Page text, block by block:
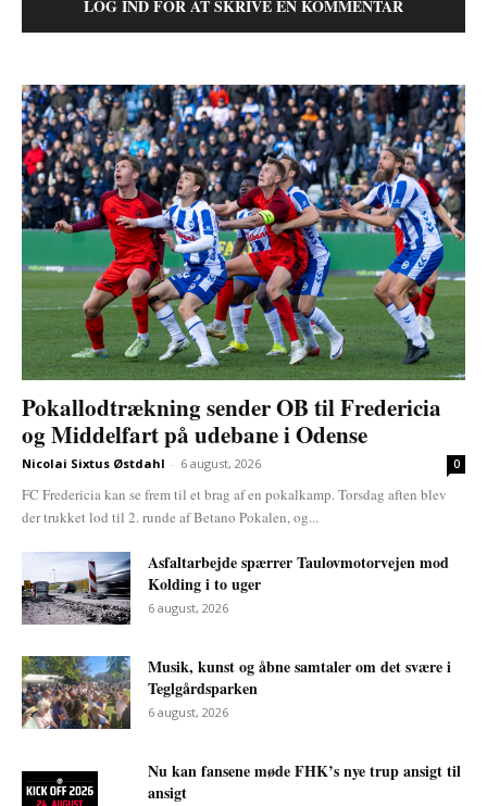
LOG IND FOR AT SKRIVE EN KOMMENTAR
Pokallodtrækning sender OB til Fredericia
og Middelfart på udebane i Odense
Nicolai Sixtus Østdahl - 6 august, 2026 0
FC Fredericia kan se frem til et brag af en pokalkamp. Torsdag aften blev
der trukket lod til 2. runde af Betano Pokalen, og...
Asfaltarbejde spærrer Taulovmotorvejen mod
Kolding i to uger
6 august, 2026
Musik, kunst og åbne samtaler om det svære i
Teglgårdsparken
6 august, 2026
Nu kan fansene møde FHK’s nye trup ansigt til
ansigt